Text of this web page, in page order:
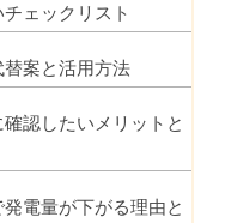
ェックリスト
案と活用方法
認したいメリットと
電量が下がる理由と